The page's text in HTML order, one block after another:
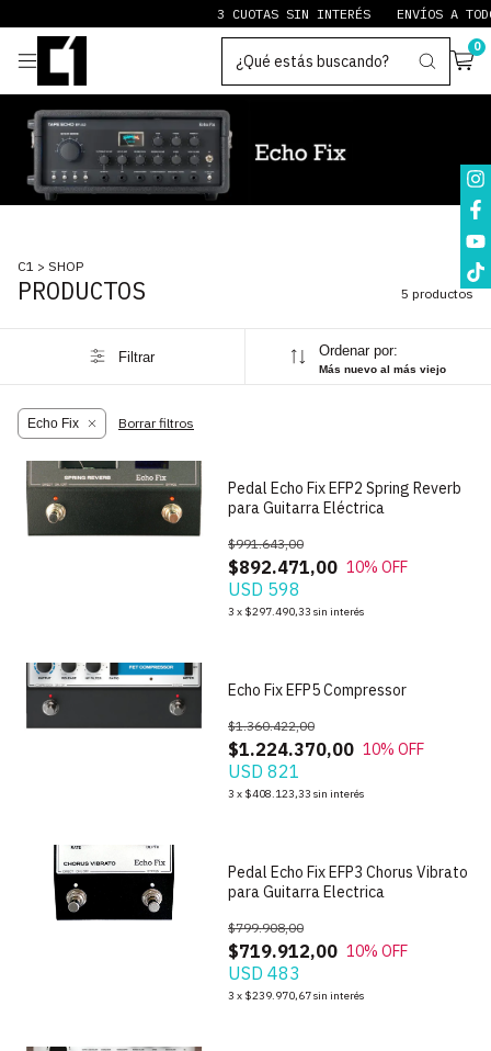
3 CUOTAS SIN INTERÉS ENVÍOS A
0
C1 > SHOP
PRODUCTOS 5 productos
Filtrar Ordenar por:
Más nuevo al más viejo
Echo Fix Borrar filtros
Pedal Echo Fix EFP2 Spring Reverb
para Guitarra Eléctrica
$892.471,00
$991.643,00
10% OFF
USD 598
3 x $297.490,33 sin interés
Echo Fix EFP5 Compressor
$1.224.370,00
$1.360.422,00
10% OFF
USD 821
3 x $408.123,33 sin interés
Pedal Echo Fix EFP3 Chorus Vibrato
para Guitarra Electrica
$719.912,00
$799.908,00
10% OFF
USD 483
3 x $239.970,67sin interés